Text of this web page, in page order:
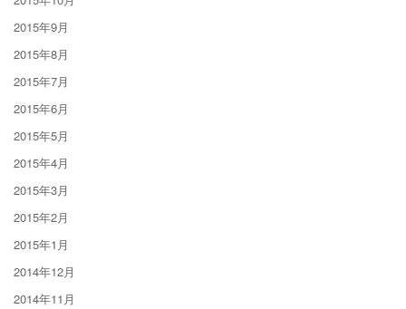
2015年9月
2015年8月
2015年7月
2015年6月
2015年5月
2015年4月
2015年3月
2015年2月
2015年1月
2014年12月
2014年11月